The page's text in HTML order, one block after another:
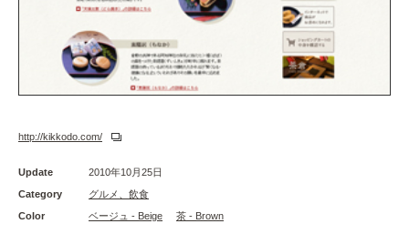
http://kikkodo.com/
Update
2010年10月25日
Category
グルメ、飲食
Color
ベージュ - Beige 茶 - Brown